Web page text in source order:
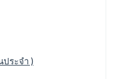
ประจำ )